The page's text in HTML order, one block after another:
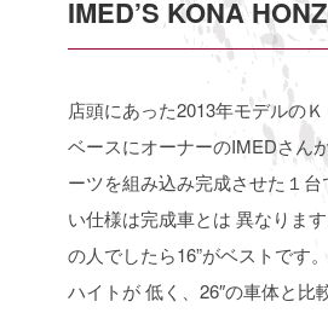
IMED’S KONA
店頭にあった2013年モデルの
ベースにオーナーのIMEDさん
ーツを組み込み完成させた１
い仕様は完成車とは 異なりま
の人でしたら16”がベストです
ハイトが低く、26″の車体と比